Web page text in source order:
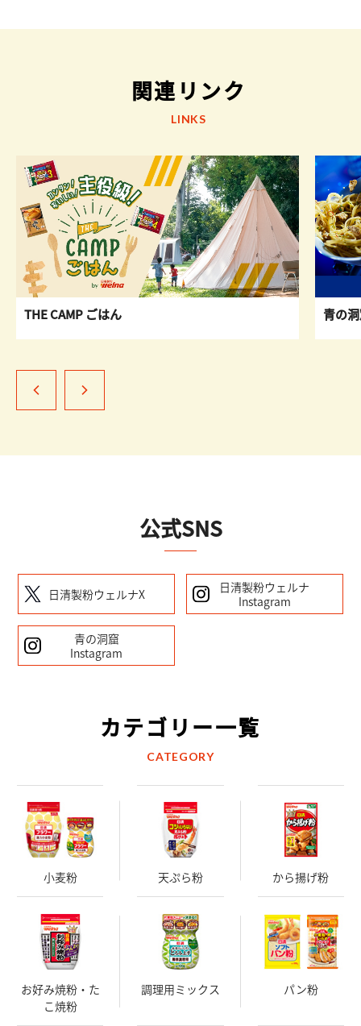
関連リンク
LINKS
THE CAMP ごはん 青の
公式SNS
日清製粉ウェルナX
日清製粉ウェルナ
Instagram
青の洞窟
Instagram
カテゴリー一覧
CATEGORY
小麦粉 天ぷら粉 から揚げ粉
お好み焼粉・た
こ焼粉
調理用ミックス パン粉